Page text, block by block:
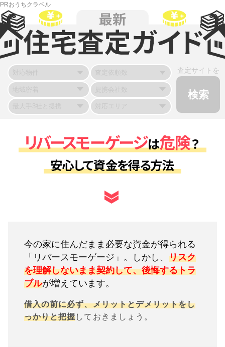
PRおうちクラベル
査定サイトを
今の家に住んだまま必要な資金が得られる
「リバースモーゲージ」。しかし、 リスク
を理解しないまま契約して、後悔するトラ
ブルが増えています。
借入の前に必ず、メリットとデメリットをし
っかりと把握しておきましょう。